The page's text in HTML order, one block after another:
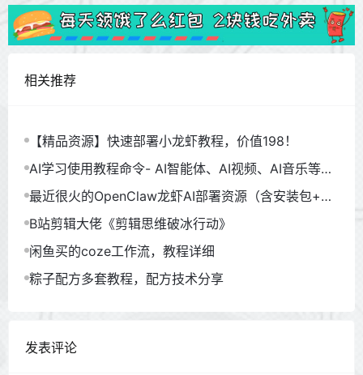
相关推荐
【精品资源】快速部署小龙虾教程，价值198！
AI学习使用教程命令- AI智能体、AI视频、AI音乐等
（930GB）
最近很火的OpenClaw龙虾AI部署资源（含安装包+教
程）
B站剪辑大佬《剪辑思维破冰行动》
闲鱼买的coze工作流，教程详细
粽子配方多套教程，配方技术分享
发表评论